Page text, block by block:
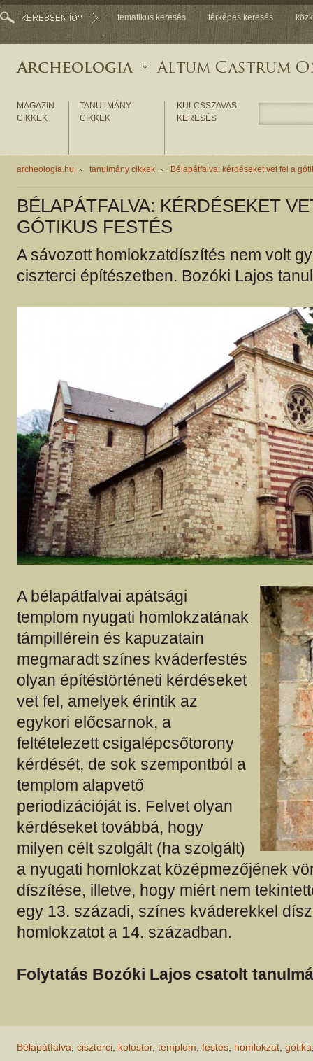
tematikus keresés térképes keresés
MAGAZIN
CIKKEK
TANULMÁNY
CIKKEK
KULCSSZAVAS
KERESÉS
archeologia.hu tanulmány cikkek Bélapátfalva: kérdéseket vet fel a
BÉLAPÁTFALVA: KÉRDÉSEKET
GÓTIKUS FESTÉS
A sávozott homlokzatdíszítés nem volt
ciszterci építészetben. Bozóki Lajos
A bélapátfalvai apátsági
templom nyugati homlokzatának
támpillérein és kapuzatain
megmaradt színes kváderfestés
olyan építéstörténeti kérdéseket
vet fel, amelyek érintik az
egykori előcsarnok, a
feltételezett csigalépcsőtorony
kérdését, de sok szempontból a
templom alapvető
periodizációját is. Felvet olyan
kérdéseket továbbá, hogy
milyen célt szolgált (ha szolgált)
a nyugati homlokzat középmezőjének
díszítése, illetve, hogy miért nem
egy 13. századi, színes kváderekkel
homlokzatot a 14. században.
Folytatás Bozóki Lajos csatolt
Bélapátfalva, ciszterci, kolostor, templom, festés, homlokzat, gótika